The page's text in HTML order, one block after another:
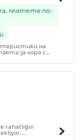
платете по-
на
за хора с
и хостели.
храна; Има бар-
топли напитки.
rahatlığın